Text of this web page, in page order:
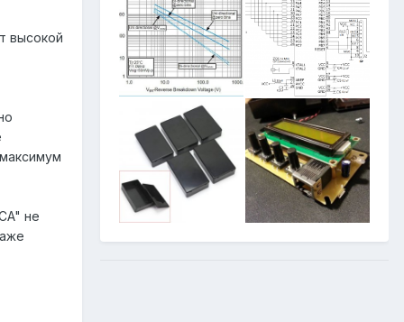
высокой
не